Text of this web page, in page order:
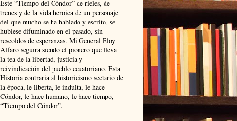
Este “Tiempo del Cóndor” de rieles, de
trenes y de la vida heroica de un personaje
del que mucho se ha hablado y escrito, se
hubiese difuminado en el pasado, sin
rescoldos de esperanzas. Mi General Eloy
Alfaro seguirá siendo el pionero que lleva
la tea de la libertad, justicia y
reivindicación del pueblo ecuatoriano. Esta
Historia contraria al historicismo sectario de
la época, le liberta, le indulta, le hace
Cóndor, le hace humano, le hace tiempo,
“Tiempo del Cóndor”.